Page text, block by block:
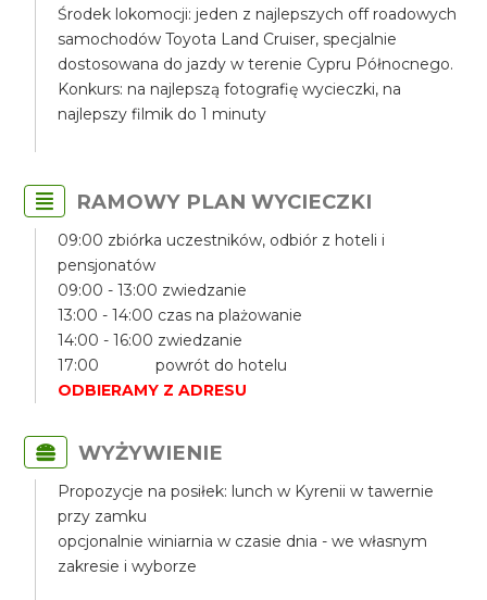
Środek lokomocji: jeden z najlepszych off roadowych
samochodów Toyota Land Cruiser, specjalnie
dostosowana do jazdy w terenie Cypru Północnego.
Konkurs: na najlepszą fotografię wycieczki, na
najlepszy filmik do 1 minuty
RAMOWY PLAN WYCIECZKI
09:00 zbiórka uczestników, odbiór z hoteli i
pensjonatów
09:00 - 13:00 zwiedzanie
13:00 - 14:00 czas na plażowanie
14:00 - 16:00 zwiedzanie
17:00 powrót do hotelu
ODBIERAMY Z ADRESU
WYŻYWIENIE
Propozycje na posiłek: lunch w Kyrenii w tawernie
przy zamku
opcjonalnie winiarnia w czasie dnia - we własnym
zakresie i wyborze